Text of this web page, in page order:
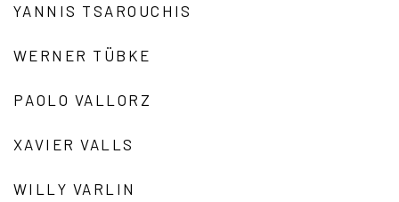
YANNIS TSAROUCHIS
WERNER TÜBKE
PAOLO VALLORZ
XAVIER VALLS
WILLY VARLIN